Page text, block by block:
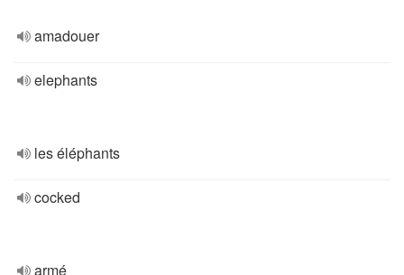
amadouer
elephants
les éléphants
cocked
armé